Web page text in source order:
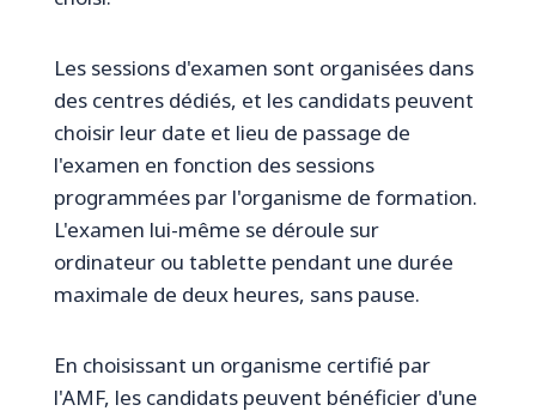
Les sessions d'examen sont organisées dans
des centres dédiés, et les candidats peuvent
choisir leur date et lieu de passage de
l'examen en fonction des sessions
programmées par l'organisme de formation.
L'examen lui-même se déroule sur
ordinateur ou tablette pendant une durée
maximale de deux heures, sans pause.
En choisissant un organisme certifié par
l'AMF, les candidats peuvent bénéficier d'une